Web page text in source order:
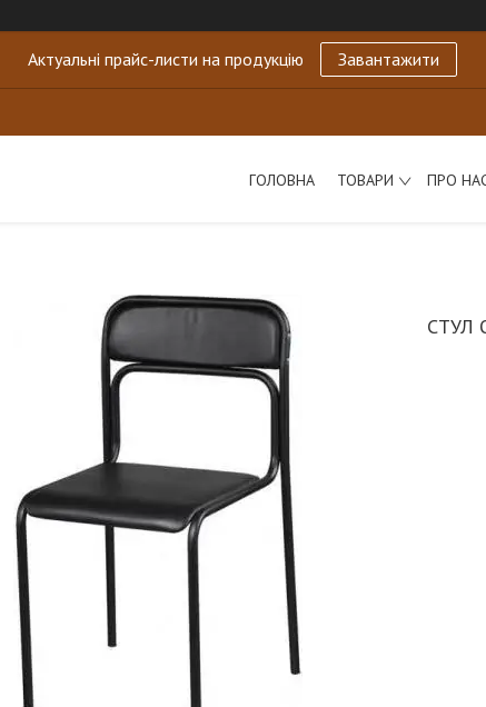
Актуальні прайс-листи на продукцію Завантажити
ГОЛОВНА ТОВАРИ ПРО
СТУЛ